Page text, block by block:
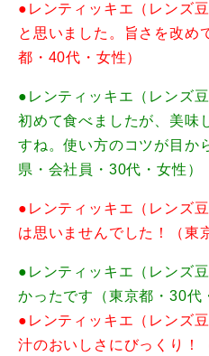
●レンティッキエ（レンズ
と思いました。旨さを改め
都・40代・女性）
●レンティッキエ（レンズ
初めて食べましたが、美味
すね。使い方のコツが目か
県・会社員・30代・女性）
●レンティッキエ（レンズ
は思いませんでした！（東
●レンティッキエ（レンズ
かったです（東京都・30代
●レンティッキエ（レンズ
汁のおいしさにびっくり！